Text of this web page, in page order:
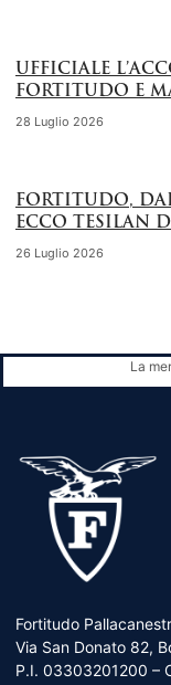
UFFICIALE
FORTITUDO E
28 Luglio 2026
FORTITUDO,
ECCO TESILAN
26 Luglio 2026
La
Fortitudo
Via San Donato 82,
P.I. 03303201200 –